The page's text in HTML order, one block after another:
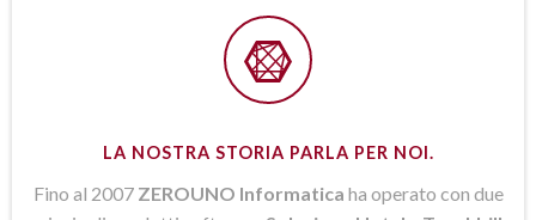
LA NOSTRA STORIA PARLA PER NOI.
Fino al 2007 ZEROUNO Informatica ha operato con due